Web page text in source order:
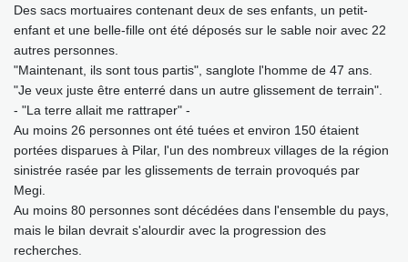
Des sacs mortuaires contenant deux de ses enfants, un petit-
enfant et une belle-fille ont été déposés sur le sable noir avec 22
autres personnes.
"Maintenant, ils sont tous partis", sanglote l'homme de 47 ans.
"Je veux juste être enterré dans un autre glissement de terrain".
- "La terre allait me rattraper" -
Au moins 26 personnes ont été tuées et environ 150 étaient
portées disparues à Pilar, l'un des nombreux villages de la région
sinistrée rasée par les glissements de terrain provoqués par
Megi.
Au moins 80 personnes sont décédées dans l'ensemble du pays,
mais le bilan devrait s'alourdir avec la progression des
recherches.